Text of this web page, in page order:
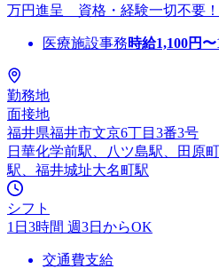
万円進呈 資格・経験一切不要！
医療施設事務時給1,100円〜
勤務地
面接地
福井県福井市文京6丁目3番3号
日華化学前駅、八ツ島駅、田原
駅、福井城址大名町駅
シフト
1日3時間 週3日からOK
交通費支給